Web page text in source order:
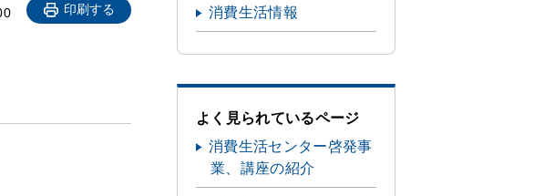
印刷する 消費生活情報
よく見られているページ
消費生活センター啓発事
業、講座の紹介